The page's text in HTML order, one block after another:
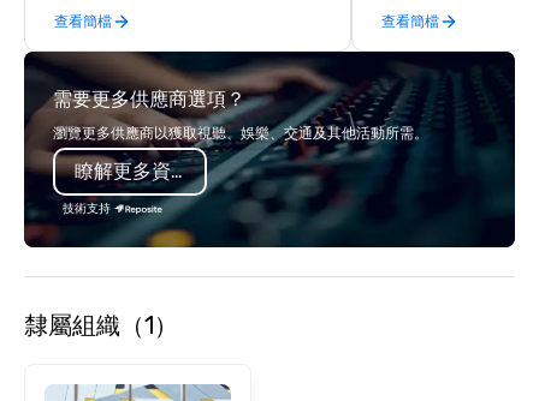
offsites. Whether your group wants to
think like a Silicon Valley founder,
explore the mindsets driving the
world's fastest-growing companies,
or walk away with a practical
innovation playbook, SVEA delivers
programming that is memorable,
substantive, and uniquely rooted in
the Valley. Ideal for groups of 10–200.
Fully customizable by industry,
seniority, and objectives.
查看簡檔 查看簡檔
需要更多供應商選項？
瀏覽更多供應商以獲取視聽、娛樂、交通及其他活動所需。
瞭解更多資訊
技術支持
隸屬組織（1）